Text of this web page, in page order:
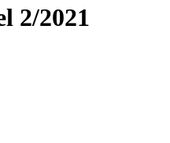
2/2021